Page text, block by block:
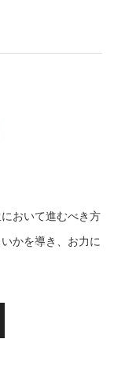
おいて進むべき方
かを導き、お力に